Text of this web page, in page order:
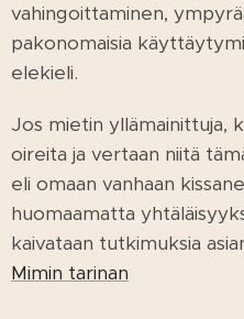
vahingoittaminen,
pakonomaisia
elekieli.
Jos mietin yllämainittuja,
oireita ja vertaan niitä
eli omaan vanhaan
huomaamatta
kaivataan tutkimuksia
Mimin tarinan